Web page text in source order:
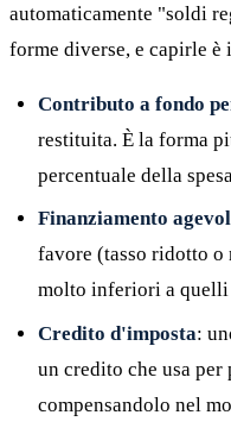
automaticamente "soldi
forme diverse, e capirle è
Contributo a fondo
restituita. È la forma
percentuale della
Finanziamento
favore (tasso ridotto
molto inferiori a quelli
Credito d'imposta:
un credito che usa per
compensandolo nel